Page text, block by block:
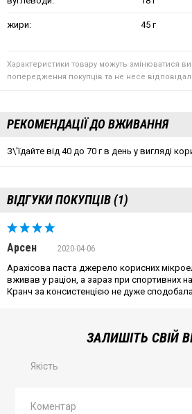
жири: 45 г
Характеристики товару можуть змінюватися
попередження покупців та не несе
РЕКОМЕНДАЦІЇ ДО ВЖИВАННЯ
З\'їдайте від 40 до 70 г в день у вигляді
ВІДГУКИ ПОКУПЦІВ (1)
Арсен
2020-04-06
Арахісова паста джерело корисних
вживав у раціон, а зараз при спортивних
Кранч за консистенцією не дуже
ЗАЛИШІТЬ СВІЙ
Якість